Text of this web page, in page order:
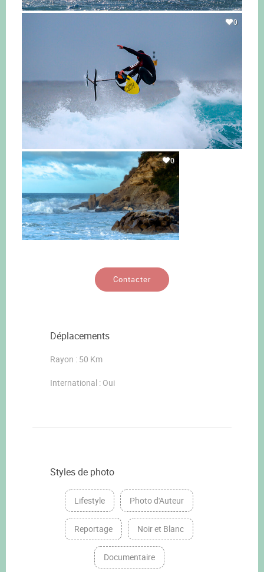
0
0
Contacter
Déplacements
Rayon : 50 Km
International : Oui
Styles de photo
Lifestyle Photo d'Auteur
Reportage Noir et Blanc
Documentaire